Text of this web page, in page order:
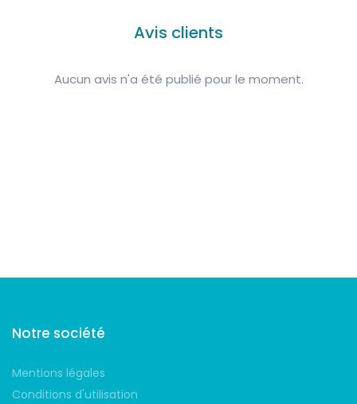
Avis clients
Aucun avis n'a été publié pour le moment.
Notre société
Mentions légales
Conditions d'utilisation